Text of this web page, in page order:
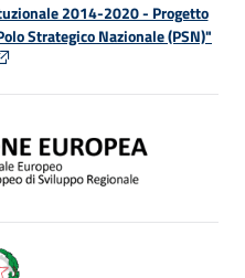
2014-2020 - Progetto
Strategico Nazionale (PSN)"